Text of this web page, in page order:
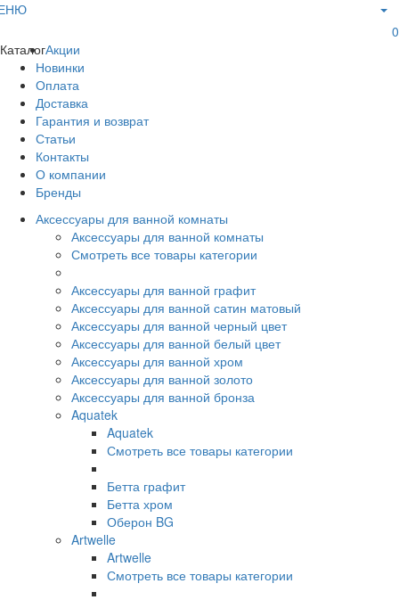
0
КаталогАкции
Новинки
Оплата
Доставка
Гарантия и возврат
Статьи
Контакты
О компании
Бренды
Аксессуары для ванной комнаты
Аксессуары для ванной комнаты
Смотреть все товары категории
Аксессуары для ванной графит
Аксессуары для ванной сатин матовый
Аксессуары для ванной черный цвет
Аксессуары для ванной белый цвет
Аксессуары для ванной хром
Аксессуары для ванной золото
Аксессуары для ванной бронза
Aquatek
Aquatek
Смотреть все товары категории
Бетта графит
Бетта хром
Оберон BG
Artwelle
Artwelle
Смотреть все товары категории